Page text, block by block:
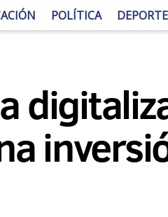
POLÍTICA